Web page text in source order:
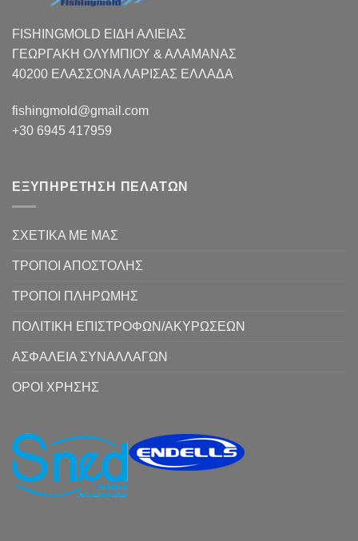
FISHINGMOLD ΕΙΔΗ ΑΛΙΕΙΑΣ
ΓΕΩΡΓΑΚΗ ΟΛΥΜΠΙΟΥ & ΑΛΑΜΑΝΑΣ
40200 ΕΛΑΣΣΟΝΑ ΛΑΡΙΣΑΣ EΛΛΑΔΑ
fishingmold@gmail.com
+30 6945 417959
ΕΞΥΠΗΡΕΤΗΣΗ ΠΕΛΑΤΩΝ
ΣΧΕΤΙΚΑ ΜΕ ΜΑΣ
ΤΡΟΠΟΙ ΑΠΟΣΤΟΛΗΣ
ΤΡΟΠΟΙ ΠΛΗΡΩΜΗΣ
ΠΟΛΙΤΙΚΗ ΕΠΙΣΤΡΟΦΩΝ/ΑΚΥΡΩΣΕΩΝ
ΑΣΦΑΛΕΙΑ ΣΥΝΑΛΛΑΓΩΝ
ΟΡΟΙ ΧΡΗΣΗΣ